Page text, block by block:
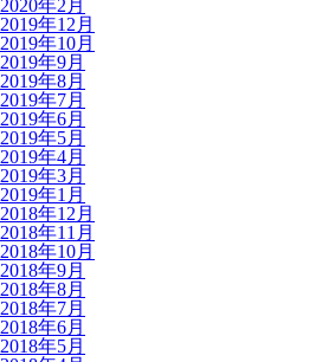
2020年2月
2019年12月
2019年10月
2019年9月
2019年8月
2019年7月
2019年6月
2019年5月
2019年4月
2019年3月
2019年1月
2018年12月
2018年11月
2018年10月
2018年9月
2018年8月
2018年7月
2018年6月
2018年5月